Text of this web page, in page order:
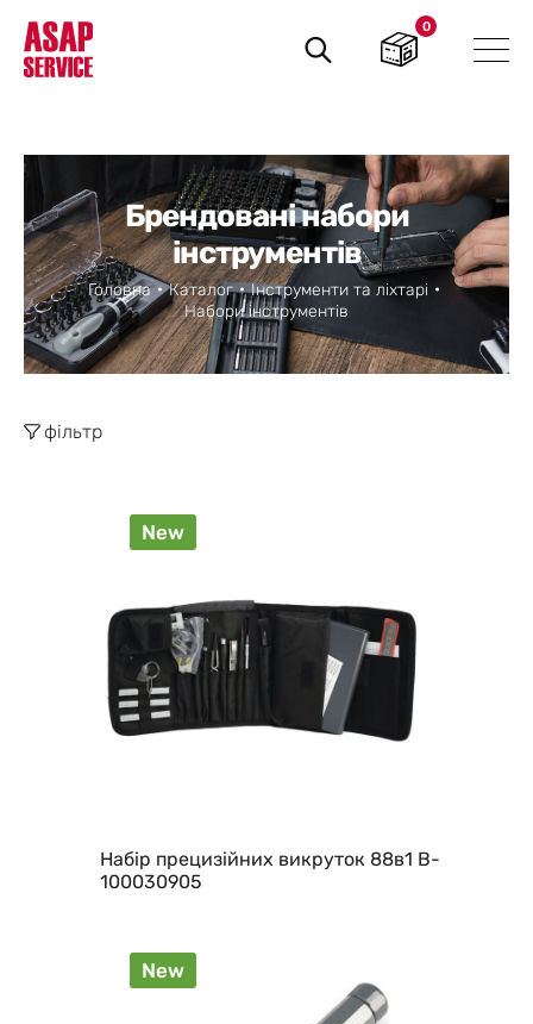
Пошук
товарів
0
Брендовані набори
інструментів
Головна Каталог
Інструменти та ліхтарі
Набори інструментів
фільтр
New
Набір прецизійних викруток 88в1 B-
100030905
New